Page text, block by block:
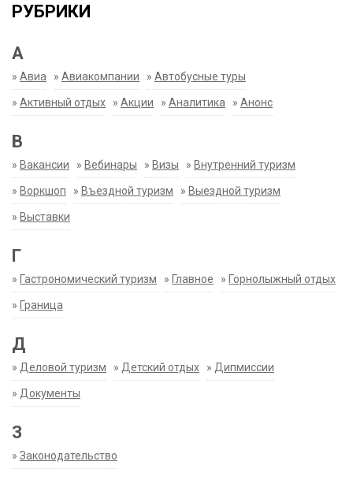
РУБРИКИ
А
» Авиа » Авиакомпании » Автобусные туры
» Активный отдых » Акции » Аналитика » Анонс
В
» Вакансии » Вебинары » Визы » Внутренний туризм
» Воркшоп » Въездной туризм » Выездной туризм
» Выставки
Г
» Гастрономический туризм » Главное » Горнолыжный отдых
» Граница
Д
» Деловой туризм » Детский отдых » Дипмиссии
» Документы
З
» Законодательство